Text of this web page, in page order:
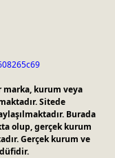
kurum veya
Sitede
Burada
olup, gerçek kurum
Gerçek kurum ve